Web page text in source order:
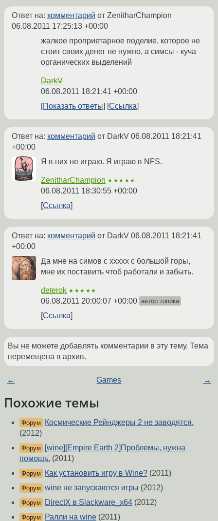
Ответ на: комментарий от ZenitharChampion
06.08.2011 17:25:13 +00:00
жалкое проприетарное поделие, которое не
стоит своих денег не нужно, а симсы - куча
органических выделений
DarkV
06.08.2011 18:21:41 +00:00
Показать ответы
Ссылка
Ответ на: комментарий от DarkV 06.08.2011 18:21:41
+00:00
Я в них не играю. Я играю в NFS.
ZenitharChampion ★★★★★
06.08.2011 18:30:55 +00:00
Ссылка
Ответ на: комментарий от DarkV 06.08.2011 18:21:41
+00:00
Да мне на симов с xxxxx с большой горы,
мне их поставить чтоб работали и забыть.
deterok ★★★★★
06.08.2011 20:00:07 +00:00 автор топика
Ссылка
Вы не можете добавлять комментарии в эту тему. Тема
перемещена в архив.
← Games →
Похожие темы
Форум
Космические Рейнджеры 2 не заводятся.
(2012)
Форум
[wine][Empire Earth 2]Проблемы, нужна
помощь. (2011)
Форум Как установить игру в Wine? (2011)
Форум wine не запускаются игры (2012)
Форум DirectX в Slackware_x64 (2012)
Форум Ралли на wine (2011)